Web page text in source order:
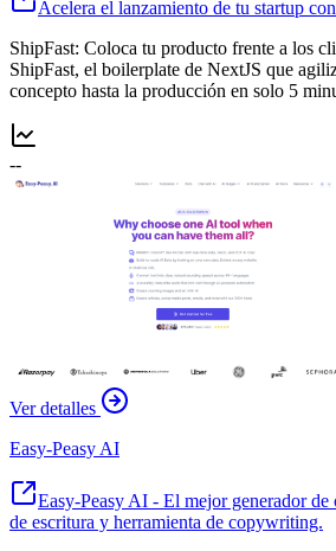
Acelera el lanzamiento de tu startup
ShipFast: Coloca tu producto frente a los
ShipFast, el boilerplate de NextJS que
concepto hasta la producción en solo 5
--
Ver detalles
Easy-Peasy AI
Easy-Peasy AI - El mejor generador de
de escritura y herramienta de copywriting.